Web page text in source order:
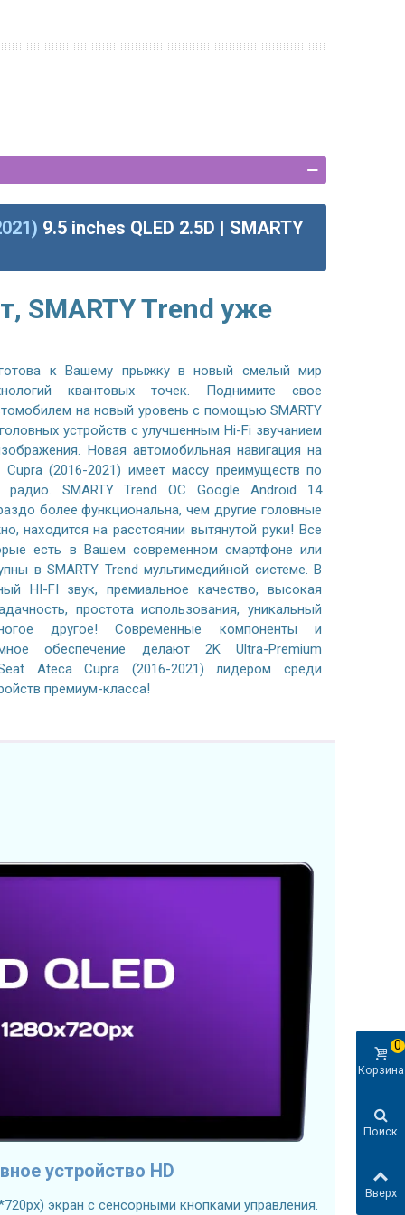
9.5 inches QLED 2.5D | SMARTY
SMARTY Trend уже
к Вашему прыжку в новый смелый мир
квантовых точек. Поднимите свое
на новый уровень с помощью SMARTY
устройств с улучшенным Hi-Fi звучанием
Новая автомобильная навигация на
(2016-2021) имеет массу преимуществ по
радио. SMARTY Trend ОС Google Android 14
более функциональна, чем другие головные
находится на расстоянии вытянутой руки! Все
есть в Вашем современном смартфоне или
в SMARTY Trend мультимедийной системе. В
HI-FI звук, премиальное качество, высокая
простота использования, уникальный
другое! Современные компоненты и
обеспечение делают 2K Ultra-Premium
Ateca Cupra (2016-2021) лидером среди
премиум-класса!
устройство HD
экран с сенсорными кнопками управления.
Корзина
0
Поиск
Вверх